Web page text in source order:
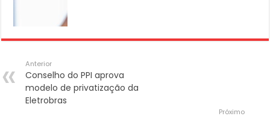
Anterior
Conselho do PPI aprova
modelo de privatização da
Eletrobras
Próximo